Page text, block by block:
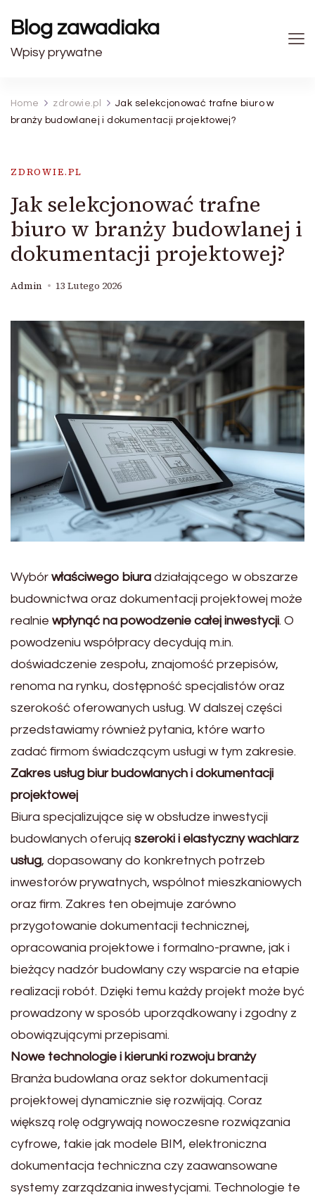
Blog zawadiaka
Wpisy prywatne
Home zdrowie.pl
Jak selekcjonować trafne biuro w
branży budowlanej i dokumentacji projektowej?
ZDROWIE.PL
Jak selekcjonować trafne
biuro w branży budowlanej i
dokumentacji projektowej?
Admin 13 Lutego 2026
Wybór właściwego biura działającego w obszarze
budownictwa oraz dokumentacji projektowej może
realnie wpłynąć na powodzenie całej inwestycji. O
powodzeniu współpracy decydują m.in.
doświadczenie zespołu, znajomość przepisów,
renoma na rynku, dostępność specjalistów oraz
szerokość oferowanych usług. W dalszej części
przedstawiamy również pytania, które warto
zadać firmom świadczącym usługi w tym zakresie.
Zakres usług biur budowlanych i dokumentacji
projektowej
Biura specjalizujące się w obsłudze inwestycji
budowlanych oferują szeroki i elastyczny wachlarz
usług, dopasowany do konkretnych potrzeb
inwestorów prywatnych, wspólnot mieszkaniowych
oraz firm. Zakres ten obejmuje zarówno
przygotowanie dokumentacji technicznej,
opracowania projektowe i formalno-prawne, jak i
bieżący nadzór budowlany czy wsparcie na etapie
realizacji robót. Dzięki temu każdy projekt może być
prowadzony w sposób uporządkowany i zgodny z
obowiązującymi przepisami.
Nowe technologie i kierunki rozwoju branży
Branża budowlana oraz sektor dokumentacji
projektowej dynamicznie się rozwijają. Coraz
większą rolę odgrywają nowoczesne rozwiązania
cyfrowe, takie jak modele BIM, elektroniczna
dokumentacja techniczna czy zaawansowane
systemy zarządzania inwestycjami. Technologie te